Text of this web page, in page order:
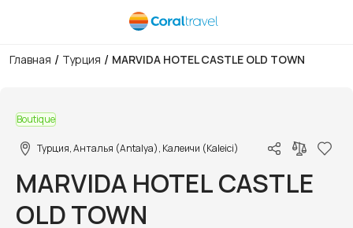
Главная / Турция / MARVIDA HOTEL CASTLE OLD TOWN
Boutique
Турция, Анталья (Antalya), Калеичи (Kaleici)
MARVIDA HOTEL CASTLE
OLD TOWN